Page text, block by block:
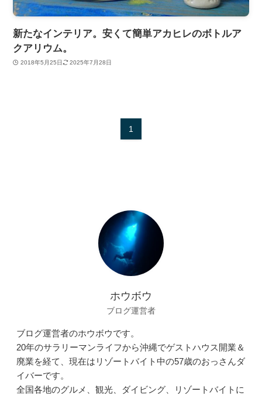
新たなインテリア。安くて簡単アカヒレのボトルア
クアリウム。
2018年5月25日 2025年7月28日
1
ホウボウ
ブログ運営者
ブログ運営者のホウボウです。
20年のサラリーマンライフから沖縄でゲストハウス開業＆
廃業を経て、現在はリゾートバイト中の57歳のおっさんダ
イバーです。
全国各地のグルメ、観光、ダイビング、リゾートバイトに